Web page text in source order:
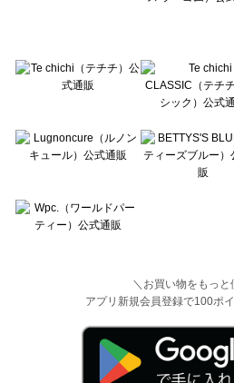
＼お買い物をもっと
アプリ新規会員登録で100ポ